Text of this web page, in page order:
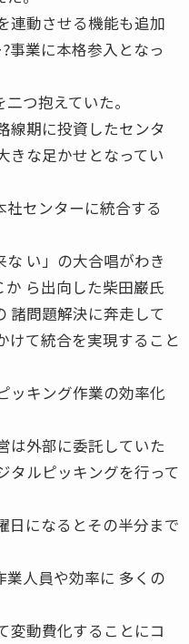
連動させる機能も追加
事業に本格参入となっ
つ抱えていた。
線期に投資したセンタ
きな足かせとなってい
センターに統合する
い」の大合唱がわき
ら出向した柴田巌氏
諸問題解決に奔走して
けて統合を実現すること
キング作業の効率化
は外部に委託していた
タルピッキングを行って
日になるとその半分まで
人員や効率に 多くの
変動費化することにコ